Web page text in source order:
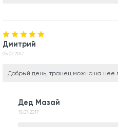
Дмитрий
05.07.2017
Добрый день, транец можно на нее
Дед Мазай
15.07.2017